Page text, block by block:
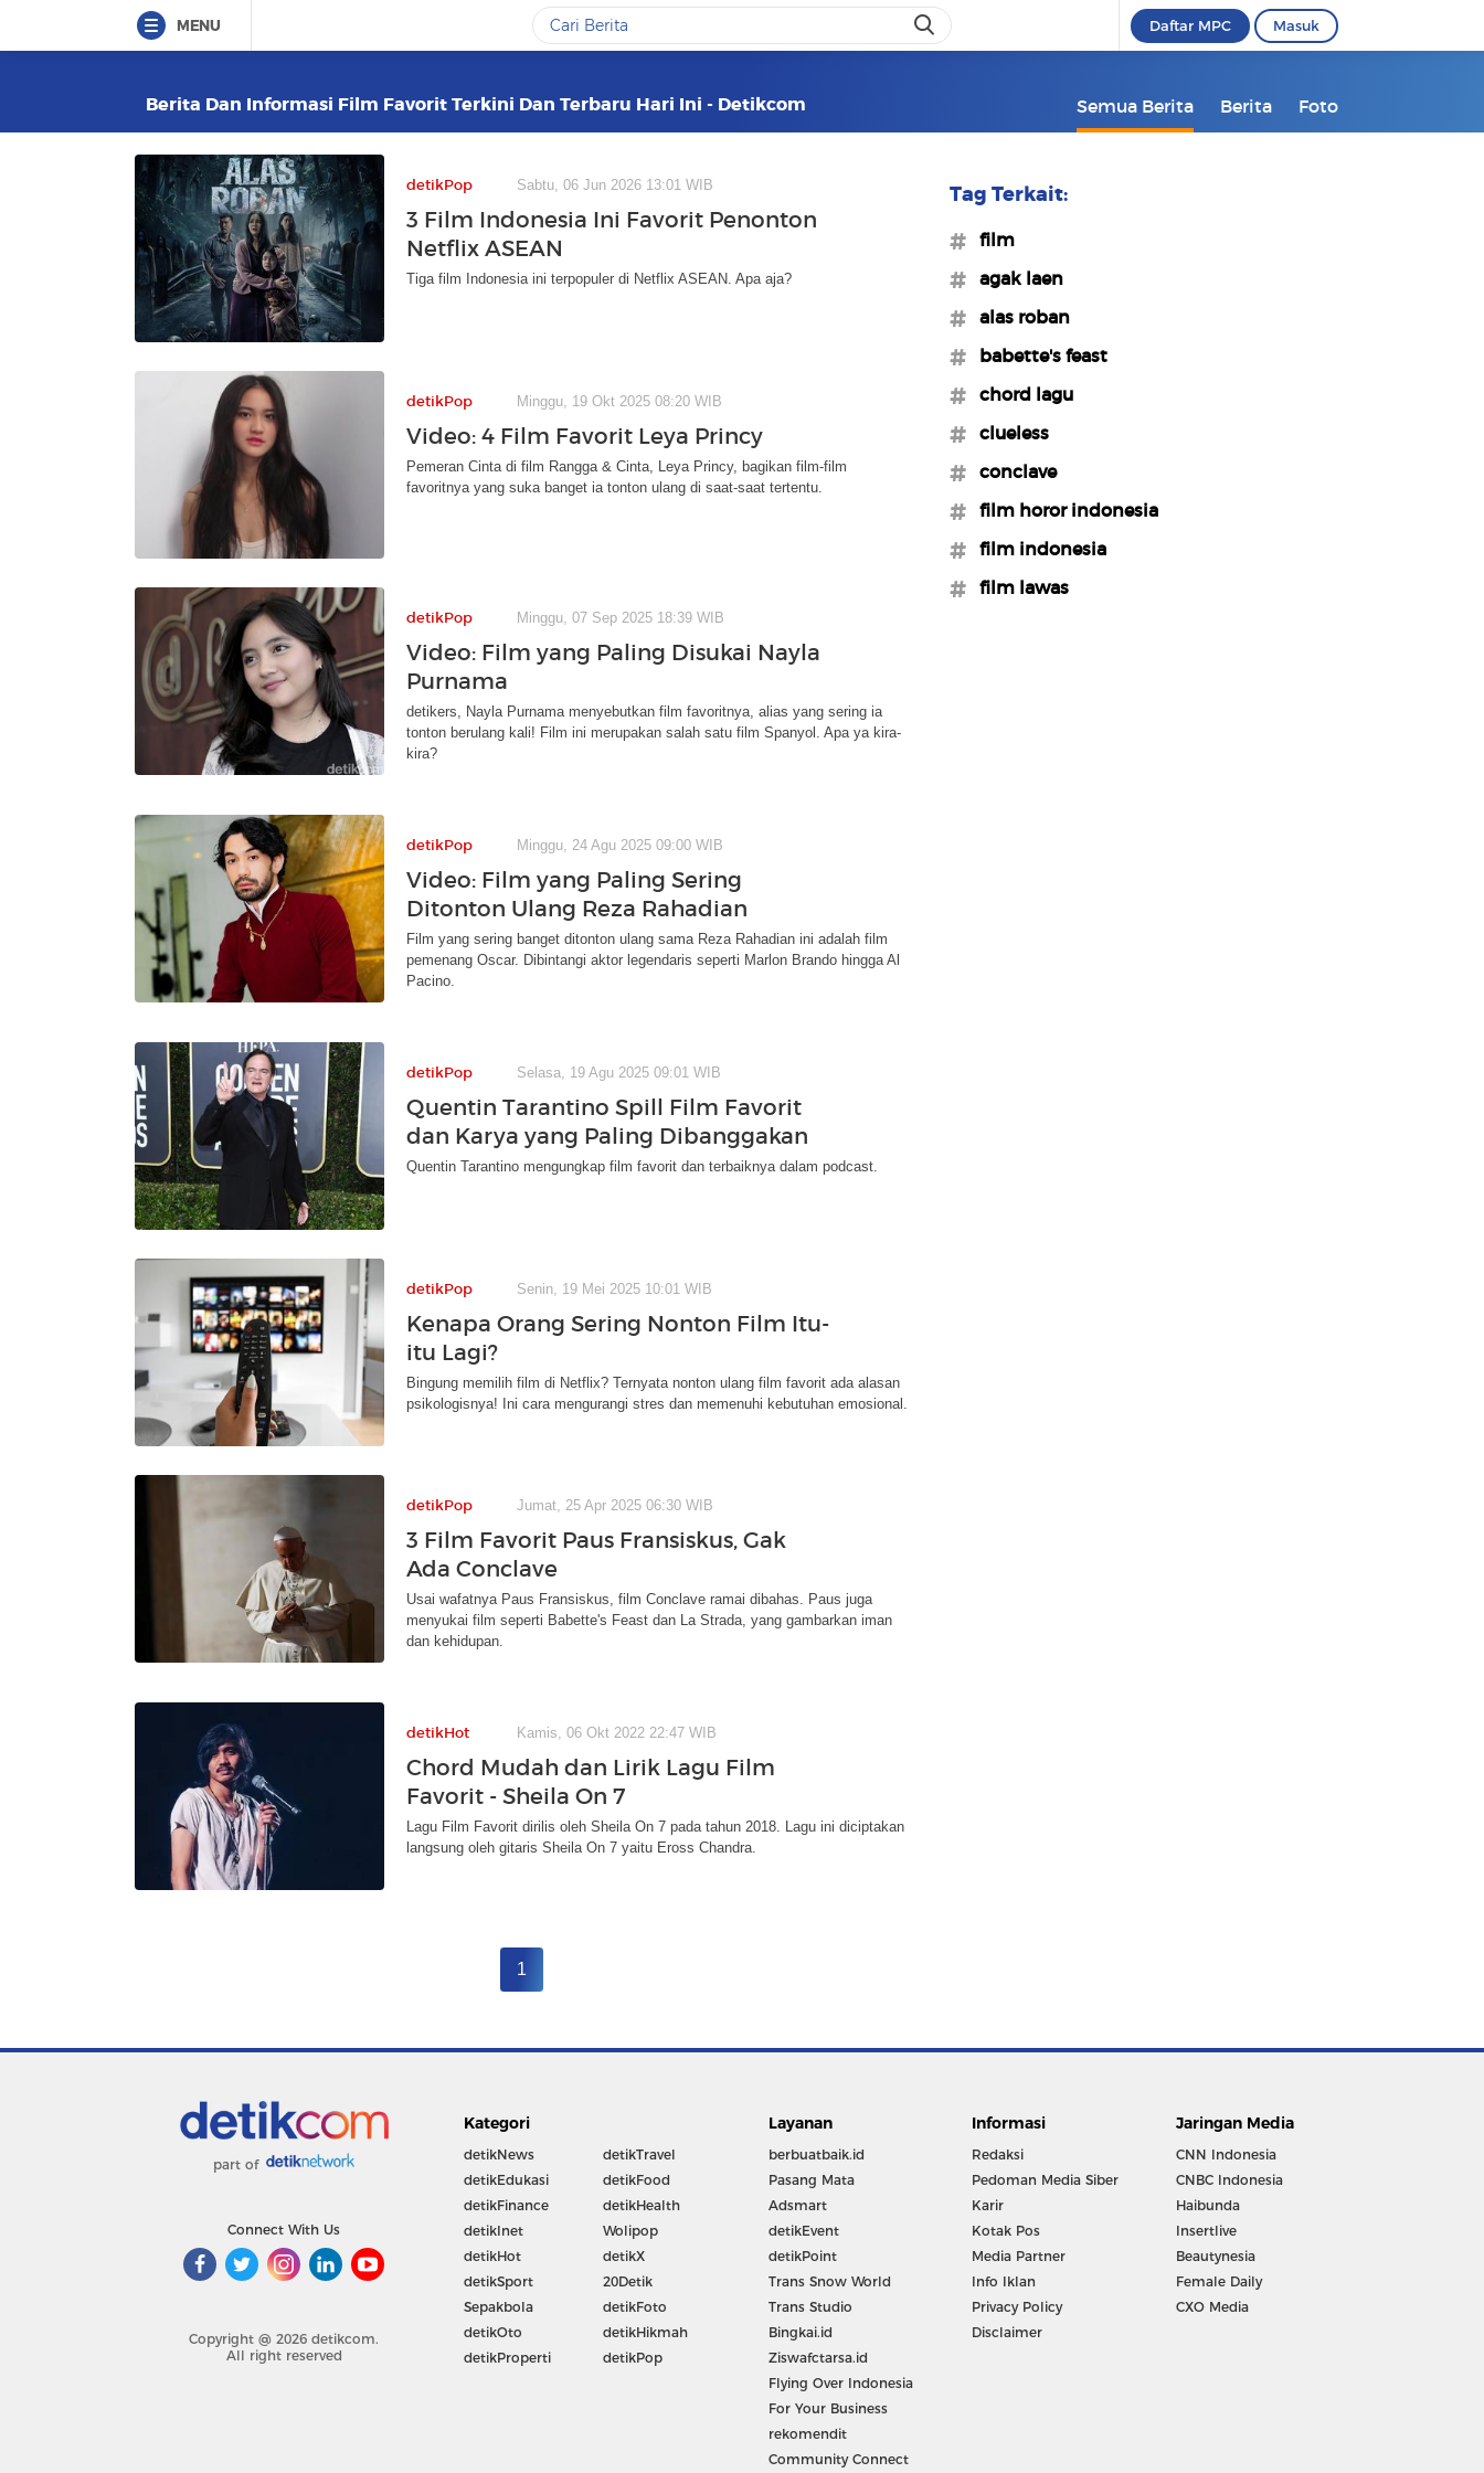
MENU Daftar MPC Masuk
Berita Dan Informasi Film Favorit Terkini Dan Terbaru Hari Ini - Detikcom Semua Berita Berita Foto
detikPop Sabtu, 06 Jun 2026 13:01 WIB
3 Film Indonesia Ini Favorit Penonton
Netflix ASEAN
Tiga film Indonesia ini terpopuler di Netflix ASEAN. Apa aja?
detikPop Minggu, 19 Okt 2025 08:20 WIB
Video: 4 Film Favorit Leya Princy
Pemeran Cinta di film Rangga & Cinta, Leya Princy, bagikan film-film
favoritnya yang suka banget ia tonton ulang di saat-saat tertentu.
detikPop Minggu, 07 Sep 2025 18:39 WIB
Video: Film yang Paling Disukai Nayla
Purnama
detikers, Nayla Purnama menyebutkan film favoritnya, alias yang sering ia
tonton berulang kali! Film ini merupakan salah satu film Spanyol. Apa ya kira-
kira?
detikPop Minggu, 24 Agu 2025 09:00 WIB
Video: Film yang Paling Sering
Ditonton Ulang Reza Rahadian
Film yang sering banget ditonton ulang sama Reza Rahadian ini adalah film
pemenang Oscar. Dibintangi aktor legendaris seperti Marlon Brando hingga Al
Pacino.
detikPop Selasa, 19 Agu 2025 09:01 WIB
Quentin Tarantino Spill Film Favorit
dan Karya yang Paling Dibanggakan
Quentin Tarantino mengungkap film favorit dan terbaiknya dalam podcast.
detikPop Senin, 19 Mei 2025 10:01 WIB
Kenapa Orang Sering Nonton Film Itu-
itu Lagi?
Bingung memilih film di Netflix? Ternyata nonton ulang film favorit ada alasan
psikologisnya! Ini cara mengurangi stres dan memenuhi kebutuhan emosional.
detikPop Jumat, 25 Apr 2025 06:30 WIB
3 Film Favorit Paus Fransiskus, Gak
Ada Conclave
Usai wafatnya Paus Fransiskus, film Conclave ramai dibahas. Paus juga
menyukai film seperti Babette's Feast dan La Strada, yang gambarkan iman
dan kehidupan.
detikHot Kamis, 06 Okt 2022 22:47 WIB
Chord Mudah dan Lirik Lagu Film
Favorit - Sheila On 7
Lagu Film Favorit dirilis oleh Sheila On 7 pada tahun 2018. Lagu ini diciptakan
langsung oleh gitaris Sheila On 7 yaitu Eross Chandra.
1
Tag Terkait:
#film
#agak laen
#alas roban
#babette's feast
#chord lagu
#clueless
#conclave
#film horor indonesia
#film indonesia
#film lawas
part of
Connect With Us
Copyright @ 2026 detikcom.
All right reserved
Kategori
detikNews
detikEdukasi
detikFinance
detikInet
detikHot
detikSport
Sepakbola
detikOto
detikProperti
detikTravel
detikFood
detikHealth
Wolipop
detikX
20Detik
detikFoto
detikHikmah
detikPop
Layanan
berbuatbaik.id
Pasang Mata
Adsmart
detikEvent
detikPoint
Trans Snow World
Trans Studio
Bingkai.id
Ziswafctarsa.id
Flying Over Indonesia
For Your Business
rekomendit
Community Connect
Informasi
Redaksi
Pedoman Media Siber
Karir
Kotak Pos
Media Partner
Info Iklan
Privacy Policy
Disclaimer
Jaringan Media
CNN Indonesia
CNBC Indonesia
Haibunda
Insertlive
Beautynesia
Female Daily
CXO Media